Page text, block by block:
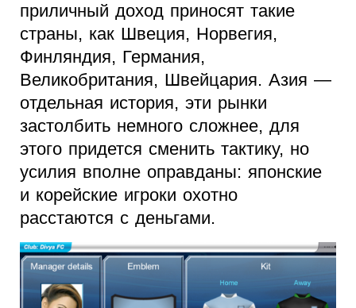
приличный доход приносят такие
страны, как Швеция, Норвегия,
Финляндия, Германия,
Великобритания, Швейцария. Азия —
отдельная история, эти рынки
застолбить немного сложнее, для
этого придется сменить тактику, но
усилия вполне оправданы: японские
и корейские игроки охотно
расстаются с деньгами.